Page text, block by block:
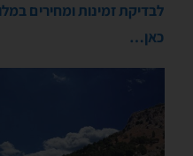
לבדיקת זמינות ומחירים
כאן…